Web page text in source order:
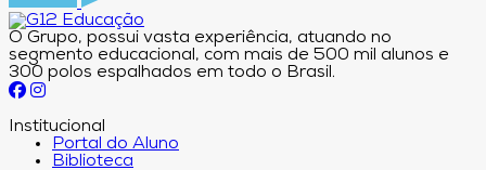
O Grupo, possui vasta experiência, atuando no
segmento educacional, com mais de 500 mil alunos e
300 polos espalhados em todo o Brasil.
Institucional
Portal do Aluno
Biblioteca